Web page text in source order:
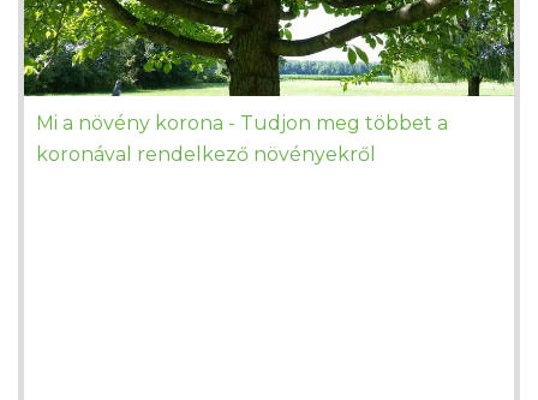
Mi a növény korona - Tudjon meg többet a
koronával rendelkező növényekről